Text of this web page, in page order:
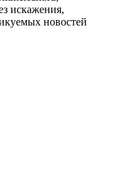
искажения,
новостей